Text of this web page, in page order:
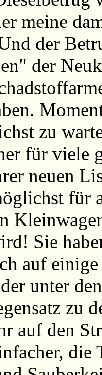
meine
der
der
zu
für viele
neuen
für
Sie
auf
unter
zu
auf den